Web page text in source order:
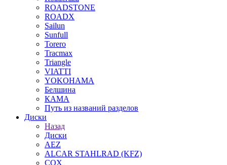
ROADSTONE
ROADX
Sailun
Sunfull
Torero
Tracmax
Triangle
VIATTI
YOKOHAMA
Белшина
КАМА
Путь из названий разделов
Диски
Назад
Диски
AEZ
ALCAR STAHLRAD (KFZ)
COX